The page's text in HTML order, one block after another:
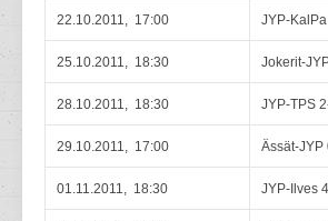
22.10.2011, 17:00 JYP-
25.10.2011, 18:30 Jokerit-
28.10.2011, 18:30 JYP-TPS
29.10.2011, 17:00 Ässät-JYP
01.11.2011, 18:30 JYP-Ilves